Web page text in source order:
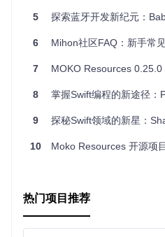
灵活扩展：通过API接口实现
全面扫描：支持从所有导出的
包括外部库。
：可以选择性地生
突的生成结果。
在需要编译框架的项目
若需使用运行时库，更新项目
根据需要进行Xcode配置，
5 探索蓝牙开发新纪元：
6 Mihon社区FAQ：新手常
7 MOKO Resources 0.25.0 版
8 掌握Swift编程的新途径：
9 探秘Swift领域的新星：Shari for
10 Moko Resources 开源项
热门项目推荐